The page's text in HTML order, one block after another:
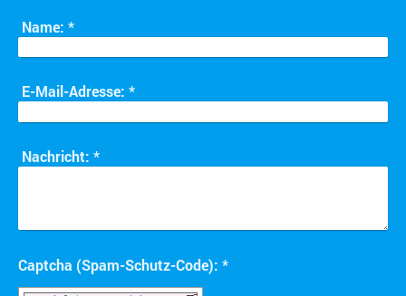
Name: *
E-Mail-Adresse: *
Nachricht: *
Captcha (Spam-Schutz-Code): *